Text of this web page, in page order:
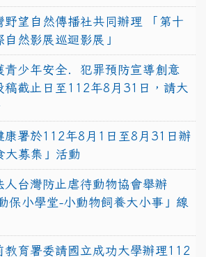
野望自然傳播社共同辦理 「第十
然影展巡迴影展」
青少年安全．犯罪預防宣導創意
稿截止日至112年8月31日，請大
康署於112年8月1日至8月31日辦
募集」活動
人台灣防止虐待動物協會舉辦
保小學堂-小動物飼養大小事」線
教育署委請國立成功大學辦理112